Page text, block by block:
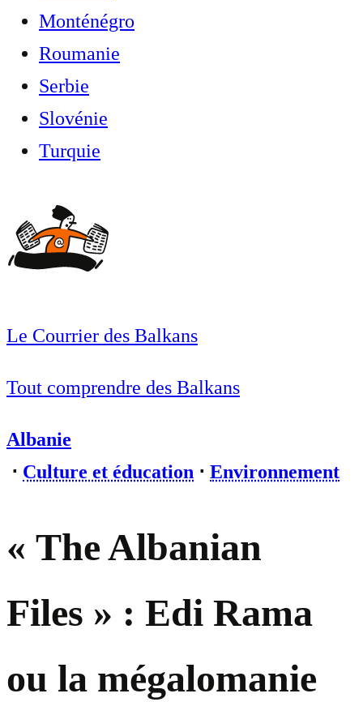
Monténégro
Roumanie
Serbie
Slovénie
Turquie
Le Courrier des Balkans
Tout comprendre des Balkans
Albanie
⋅ Culture et éducation ⋅ Environnement
« The Albanian
Files » : Edi Rama
ou la mégalomanie